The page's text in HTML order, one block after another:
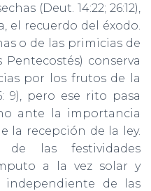
(Deut. 14:22; 26:12),
el recuerdo del éxodo.
o de las primicias de
Pentecostés) conserva
por los frutos de la
9), pero ese rito pasa
ante la importancia
la recepción de la ley.
de las festividades
a la vez solar y
independiente de las